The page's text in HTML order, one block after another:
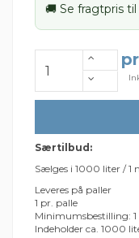
🚚 Se fragtpris
Særtilbud:
Sælges i 1000 liter / 1
Leveres på paller
1 pr. palle
Minimumsbestilling: 1
Indeholder ca. 1000